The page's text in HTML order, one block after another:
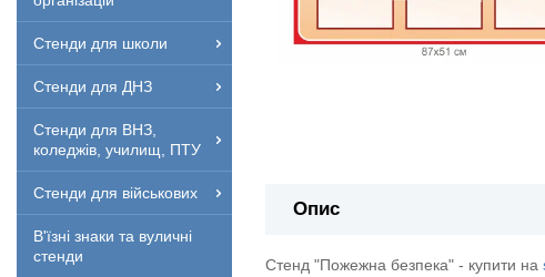
Стенди для школи
Стенди для ДНЗ
Стенди для ВНЗ,
коледжів, училищ, ПТУ
Стенди для військових
В'їзні знаки та вуличні
стенди
Опис
Стенд "Пожежна безпека" - купити на